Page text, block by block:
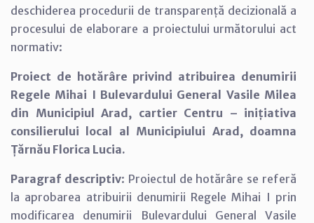
deschiderea procedurii de transparență decizională a
procesului de elaborare a proiectului următorului act
normativ:
Proiect de hotărâre privind atribuirea denumirii
Regele Mihai I Bulevardului General Vasile Milea
din Municipiul Arad, cartier Centru – inițiativa
consilierului local al Municipiului Arad, doamna
Țărnău Florica Lucia.
Paragraf descriptiv: Proiectul de hotărâre se referă
la aprobarea atribuirii denumirii Regele Mihai I prin
modificarea denumirii Bulevardului General Vasile